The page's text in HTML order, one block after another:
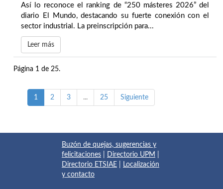
Así lo reconoce el ranking de “250 másteres 2026” del
diario El Mundo, destacando su fuerte conexión con el
sector industrial. La preinscripción para...
Leer más
Página 1 de 25.
1 2 3 ... 25 Siguiente
Buzón de quejas, sugerencias y
felicitaciones
Directorio UPM
Directorio ETSIAE
Localización
y contacto